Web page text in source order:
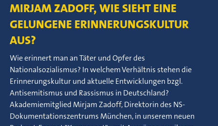
MIRJAM ZADOFF, WIE SIEHT EINE
GELUNGENE ERINNERUNGSKULTUR
AUS?
Wie erinnert man an Täter und Opfer des
Nationalsozialismus? In welchem Verhältnis stehen die
Erinnerungskultur und aktuelle Entwicklungen bzgl.
Antisemitismus und Rassismus in Deutschland?
Akademiemitglied Mirjam Zadoff, Direktorin des NS-
Dokumentationszentrums München, in unserem neuen